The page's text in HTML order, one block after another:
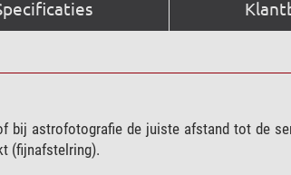
bij astrofotografie de juiste afstand tot de
(fijnafstelring).